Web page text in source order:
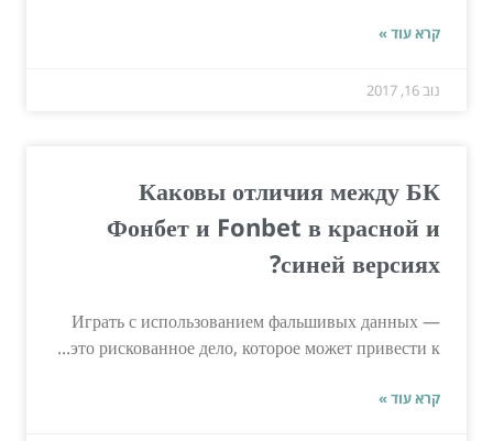
קרא עוד »
נוב 16, 2017
Каковы отличия между БК
Фонбет и Fonbet в красной и
синей версиях?
Играть с использованием фальшивых данных —
это рискованное дело, которое может привести к...
קרא עוד »